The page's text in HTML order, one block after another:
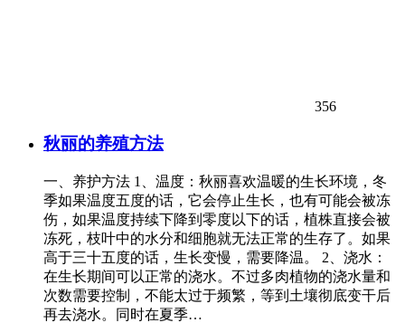
356
秋丽的养殖方法
一、养护方法 1、温度：秋丽喜欢温暖的生长环境，冬
季如果温度五度的话，它会停止生长，也有可能会被冻
伤，如果温度持续下降到零度以下的话，植株直接会被
冻死，枝叶中的水分和细胞就无法正常的生存了。如果
高于三十五度的话，生长变慢，需要降温。 2、浇水：
在生长期间可以正常的浇水。不过多肉植物的浇水量和
次数需要控制，不能太过于频繁，等到土壤彻底变干后
再去浇水。同时在夏季…